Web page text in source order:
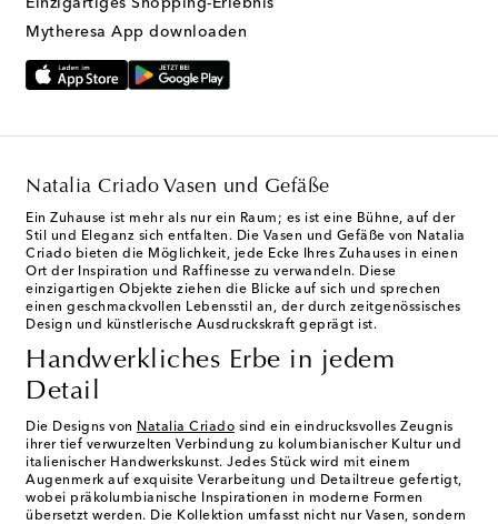
Mytheresa App downloaden
Natalia Criado Vasen und Gefäße
Ein Zuhause ist mehr als nur ein Raum; es ist eine Bühne, auf der
Stil und Eleganz sich entfalten. Die Vasen und Gefäße von Natalia
Criado bieten die Möglichkeit, jede Ecke Ihres Zuhauses in einen
Ort der Inspiration und Raffinesse zu verwandeln. Diese
einzigartigen Objekte ziehen die Blicke auf sich und sprechen
einen geschmackvollen Lebensstil an, der durch zeitgenössisches
Design und künstlerische Ausdruckskraft geprägt ist.
Handwerkliches Erbe in jedem
Detail
Die Designs von Natalia Criado sind ein eindrucksvolles Zeugnis
ihrer tief verwurzelten Verbindung zu kolumbianischer Kultur und
italienischer Handwerkskunst. Jedes Stück wird mit einem
Augenmerk auf exquisite Verarbeitung und Detailtreue gefertigt,
wobei präkolumbianische Inspirationen in moderne Formen
übersetzt werden. Die Kollektion umfasst nicht nur Vasen, sondern